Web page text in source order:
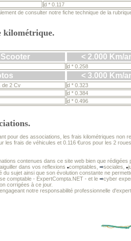
d * 0.117
de consulter notre fiche technique de la
kilométrique.
< 2.000 Km/
d * 0.258
< 3.000 Km/
de 2 Cv d * 0.323
d * 0.384
d * 0.496
pour des associations, les frais kilométriques non
les frais de véhicules et 0.116 €uros pour les 2 roues.
contenues dans ce site web bien que rédigées
dans vos reflexions
comptables, sociales,
du sujet ainsi que son évolution constante ne
comptable - ExpertCompta.NET - et le
cyber
corrigées à ce jour.
notre responsabilité professionnelle